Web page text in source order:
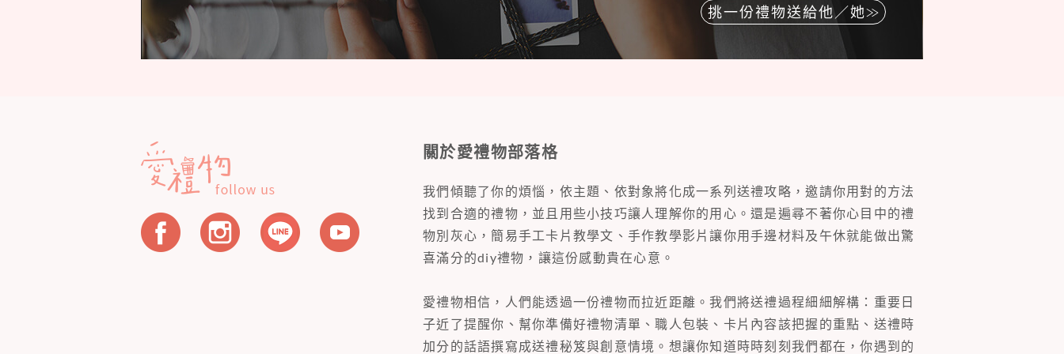
挑一份禮物送給他／她
關於愛禮物部落格
我們傾聽了你的煩惱，依主題、依對象將化成一系列送禮攻略，邀請你用對的方法
找到合適的禮物，並且用些小技巧讓人理解你的用心。還是遍尋不著你心目中的禮
物別灰心，簡易手工卡片教學文、手作教學影片讓你用手邊材料及午休就能做出驚
喜滿分的diy禮物，讓這份感動貴在心意。
愛禮物相信，人們能透過一份禮物而拉近距離。我們將送禮過程細細解構：重要日
子近了提醒你、幫你準備好禮物清單、職人包裝、卡片內容該把握的重點、送禮時
加分的話語撰寫成送禮秘笈與創意情境。想讓你知道時時刻刻我們都在，你遇到的